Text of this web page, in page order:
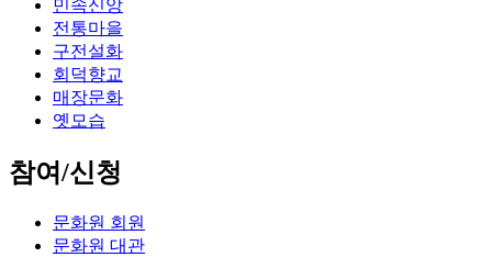
민속신앙
전통마을
구전설화
회덕향교
매장문화
옛모습
참여/신청
문화원 회원
문화원 대관